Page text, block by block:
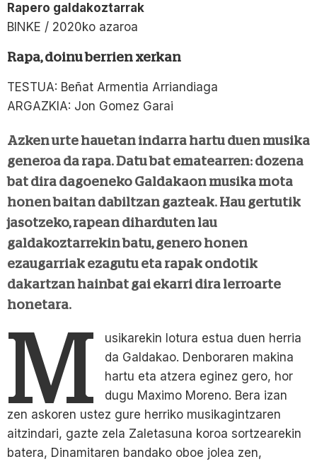
Rapero galdakoztarrak
BINKE / 2020ko azaroa
Rapa, doinu berrien xerkan
TESTUA: Beñat Armentia Arriandiaga
ARGAZKIA: Jon Gomez Garai
Azken urte hauetan indarra hartu duen musika
generoa da rapa. Datu bat ematearren: dozena
bat dira dagoeneko Galdakaon musika mota
honen baitan dabiltzan gazteak. Hau gertutik
jasotzeko, rapean diharduten lau
galdakoztarrekin batu, genero honen
ezaugarriak ezagutu eta rapak ondotik
dakartzan hainbat gai ekarri dira lerroarte
honetara.
M
usikarekin lotura estua duen herria
da Galdakao. Denboraren makina
hartu eta atzera eginez gero, hor
dugu Maximo Moreno. Bera izan
zen askoren ustez gure herriko musikagintzaren
aitzindari, gazte zela Zaletasuna koroa sortzearekin
batera, Dinamitaren bandako oboe jolea zen,